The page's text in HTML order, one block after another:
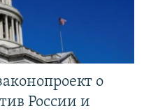
о
России и